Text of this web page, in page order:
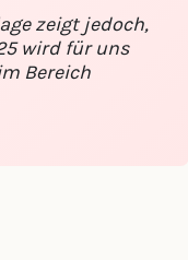
zeigt jedoch,
wird für uns
Bereich